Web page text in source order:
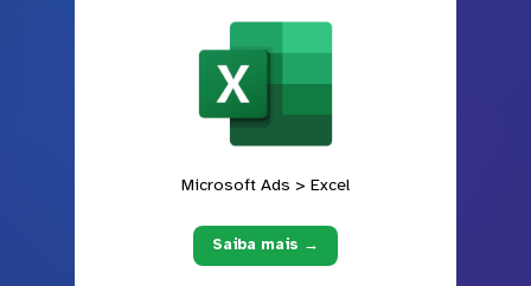
Microsoft Ads > Excel
Saiba mais →